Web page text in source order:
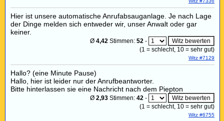
Hier ist unsere automatische Anrufabsauganlage. Je nach Lage
der Dinge melden sich entweder wir, unser Anwalt oder gar
keiner.
Ø 4,42 Stimmen: 52 -
(1 = schlecht, 10 = sehr gut)
Witz #7129
Hallo? (eine Minute Pause)
Hallo, hier ist leider nur der Anrufbeantworter.
Bitte hinterlassen sie eine Nachricht nach dem Piepton
Ø 2,93 Stimmen: 42 -
(1 = schlecht, 10 = sehr gut)
Witz #6755